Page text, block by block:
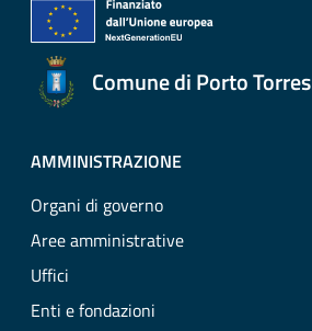
Comune di Porto Torres
AMMINISTRAZIONE
Organi di governo
Aree amministrative
Uffici
Enti e fondazioni